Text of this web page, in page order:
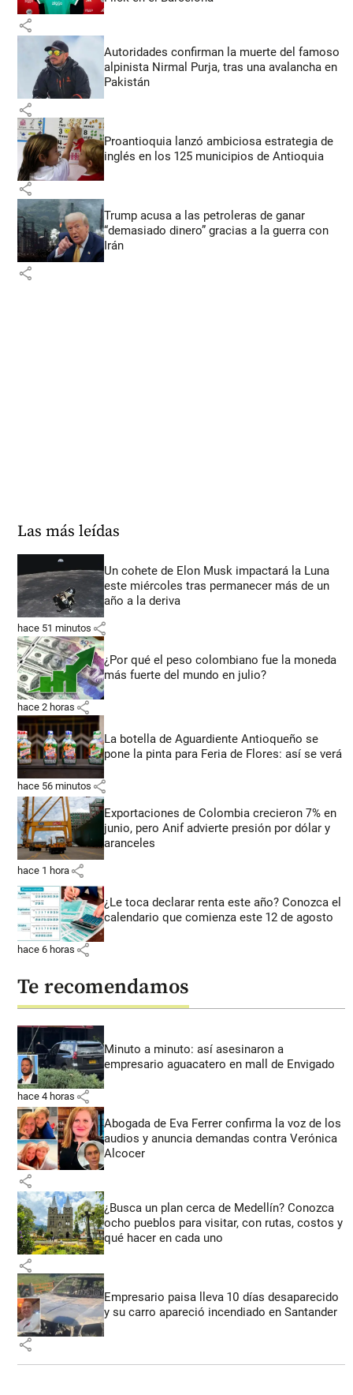
share
Autoridades confirman la muerte del famoso
alpinista Nirmal Purja, tras una avalancha en
Pakistán
share
Proantioquia lanzó ambiciosa estrategia de
inglés en los 125 municipios de Antioquia
share
Trump acusa a las petroleras de ganar
“demasiado dinero” gracias a la guerra con
Irán
share
Las más leídas
Un cohete de Elon Musk impactará la Luna
este miércoles tras permanecer más de un
año a la deriva
hace 51 minutos share
¿Por qué el peso colombiano fue la moneda
más fuerte del mundo en julio?
hace 2 horas share
La botella de Aguardiente Antioqueño se
pone la pinta para Feria de Flores: así se verá
hace 56 minutos share
Exportaciones de Colombia crecieron 7% en
junio, pero Anif advierte presión por dólar y
aranceles
hace 1 hora share
¿Le toca declarar renta este año? Conozca el
calendario que comienza este 12 de agosto
hace 6 horas share
Te recomendamos
Minuto a minuto: así asesinaron a
empresario aguacatero en mall de Envigado
hace 4 horas share
Abogada de Eva Ferrer confirma la voz de los
audios y anuncia demandas contra Verónica
Alcocer
share
¿Busca un plan cerca de Medellín? Conozca
ocho pueblos para visitar, con rutas, costos y
qué hacer en cada uno
share
Empresario paisa lleva 10 días desaparecido
y su carro apareció incendiado en Santander
share